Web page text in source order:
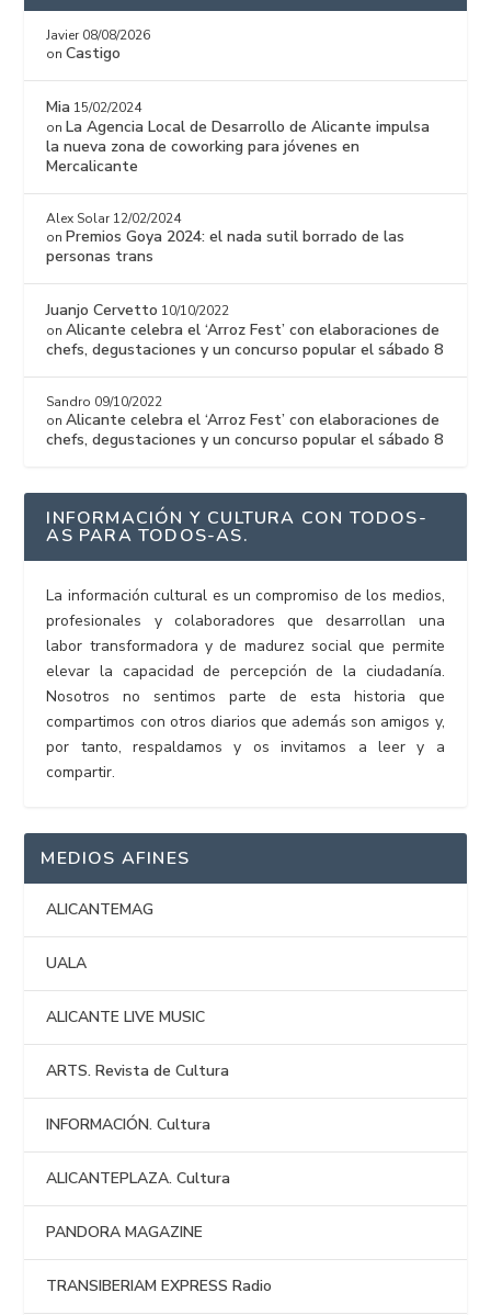
Javier 08/08/2026
onCastigo
Mia 15/02/2024
on La Agencia Local de Desarrollo de Alicante impulsa
la nueva zona de coworking para jóvenes en
Mercalicante
Alex Solar 12/02/2024
on Premios Goya 2024: el nada sutil borrado de las
personas trans
Juanjo Cervetto 10/10/2022
onAlicante celebra el ‘Arroz Fest’ con elaboraciones de
chefs, degustaciones y un concurso popular el sábado 8
Sandro 09/10/2022
onAlicante celebra el ‘Arroz Fest’ con elaboraciones de
chefs, degustaciones y un concurso popular el sábado 8
INFORMACIÓN Y CULTURA CON TODOS-
AS PARA TODOS-AS.
La información cultural es un compromiso de los medios,
profesionales y colaboradores que desarrollan una
labor transformadora y de madurez social que permite
elevar la capacidad de percepción de la ciudadanía.
Nosotros no sentimos parte de esta historia que
compartimos con otros diarios que además son amigos y,
por tanto, respaldamos y os invitamos a leer y a
compartir.
MEDIOS AFINES
ALICANTEMAG
UALA
ALICANTE LIVE MUSIC
ARTS. Revista de Cultura
INFORMACIÓN. Cultura
ALICANTEPLAZA. Cultura
PANDORA MAGAZINE
TRANSIBERIAM EXPRESS Radio